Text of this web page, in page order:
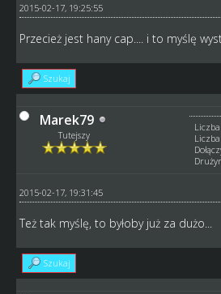
2015-02-17, 19:25:55
Przecież jest hany cap.... i to myślę
Szukaj
Marek79
Tutejszy
2015-02-17, 19:31:45
Też tak myślę, to byłoby już za dużo...
Szukaj